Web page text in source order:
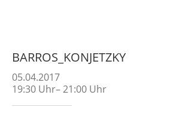
BARROS_KONJETZKY
05.04.2017
19:30 Uhr–21:00 Uhr